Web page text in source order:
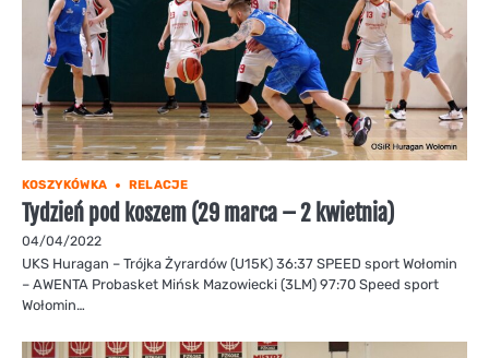
KOSZYKÓWKA RELACJE
Tydzień pod koszem (29 marca – 2 kwietnia)
04/04/2022
UKS Huragan – Trójka Żyrardów (U15K) 36:37 SPEED sport Wołomin
– AWENTA Probasket Mińsk Mazowiecki (3LM) 97:70 Speed sport
Wołomin…